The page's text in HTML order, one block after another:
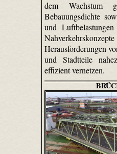
dem Wachstum
Bebauungsdichte
und
Herausforderungen
und Stadtteile
effizient vernetzen.